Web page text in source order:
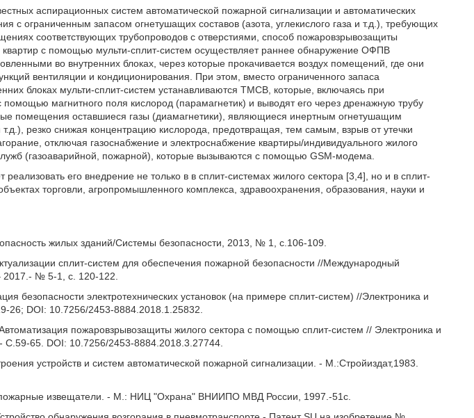
аспирационных систем автоматической пожарной сигнализации и автоматических
с ограниченным запасом огнетушащих составов (азота, углекислого газа и т.д.), требующих
соответствующих трубопроводов с отверстиями, способ пожаровзрывозащиты
с помощью мульти-сплит-систем осуществляет раннее обнаружение ОФПВ
во внутренних блоках, через которые прокачивается воздух помещений, где они
вентиляции и кондиционирования. При этом, вместо ограниченного запаса
блоках мульти-сплит-систем устанавливаются ТМСВ, которые, включаясь при
магнитного поля кислород (парамагнетик) и выводят его через дренажную трубу
помещения оставшиеся газы (диамагнетики), являющиеся инертным огнетушащим
т.д.), резко снижая концентрацию кислорода, предотвращая, тем самым, взрыв от утечки
отключая газоснабжение и электроснабжение квартиры/индивидуального жилого
(газоаварийной, пожарной), которые вызываются с помощью GSM-модема.
его внедрение не только в в сплит-системах жилого сектора [3,4], но и в сплит-
торговли, агропромышленного комплекса, здравоохранения, образования, науки и
жилых зданий/Системы безопасности, 2013, № 1, с.106-109.
сплит-систем для обеспечения пожарной безопасности //Международный
2017.- № 5-1, с. 120-122.
безопасности электротехнических установок (на примере сплит-систем) //Электроника и
26; DOI: 10.7256/2453-8884.2018.1.25832.
пожаровзрывозащиты жилого сектора с помощью сплит-систем // Электроника и
65. DOI: 10.7256/2453-8884.2018.3.27744.
устройств и систем автоматической пожарной сигнализации. - М.:Стройиздат,1983.
извещатели. - М.: НИЦ "Охрана" ВНИИПО МВД России, 1997.-51с.